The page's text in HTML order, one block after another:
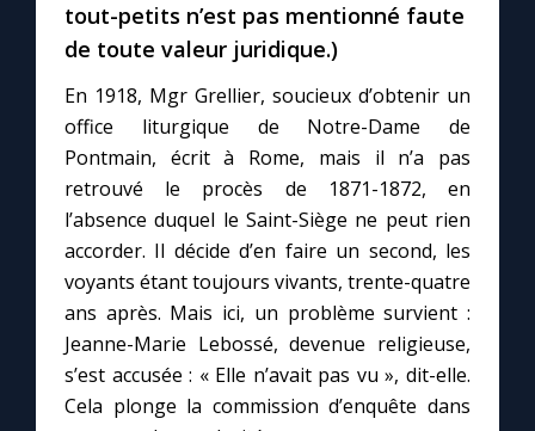
L'Évangile chaque jour
Les premiers samedis du mois
Marie qui défait les nœuds
Me consacrer à Jésus par Marie
Mes intentions de prière
Une Minute avec Marie
tout-petits n’est pas mentionné faute
de toute valeur juridique.)
En 1918, Mgr Grellier, soucieux d’obtenir un
office liturgique de Notre-Dame de
Pontmain, écrit à Rome, mais il n’a pas
retrouvé le procès de 1871-1872, en
l’absence duquel le Saint-Siège ne peut rien
accorder. Il décide d’en faire un second, les
voyants étant toujours vivants, trente-quatre
ans après. Mais ici, un problème survient :
Jeanne-Marie Lebossé, devenue religieuse,
s’est accusée : « Elle n’avait pas vu », dit-elle.
Cela plonge la commission d’enquête dans